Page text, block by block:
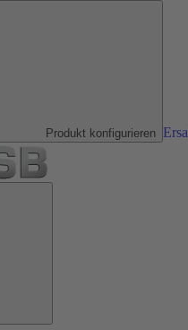
Produkt konfigurieren